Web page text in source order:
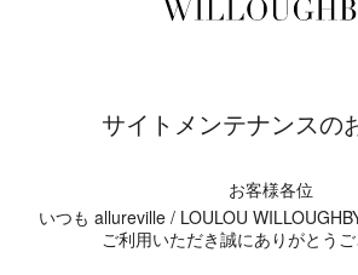
サイトメンテナンスの
お客様各位
いつも allureville / LOULOU
ご利用いただき誠にありがとうご